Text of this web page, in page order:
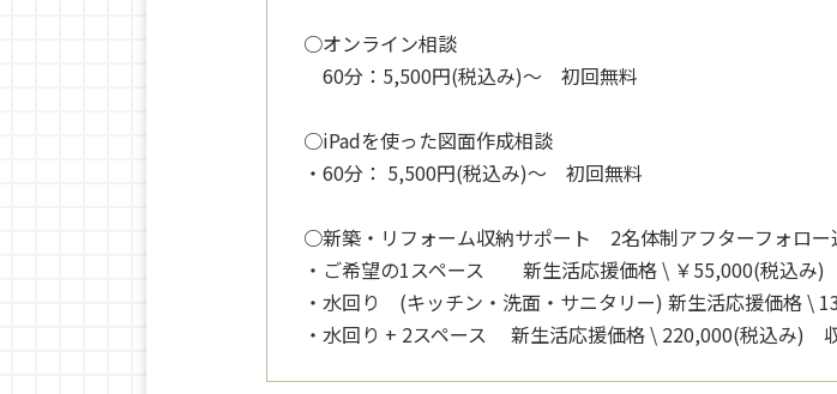
○オンライン相談
60分：5,500円(税込み)～ 初回無料
○iPadを使った図面作成相談
・60分： 5,500円(税込み)～ 初回無料
○新築・リフォーム収納サポート 2名体制アフターフォロー
・ご希望の1スペース 新生活応援価格 \ ￥55,000(税込み)
・水回り (キッチン・洗面・サニタリー) 新生活応援価格 \
・水回り + 2スペース 新生活応援価格 \ 220,000(税込み)